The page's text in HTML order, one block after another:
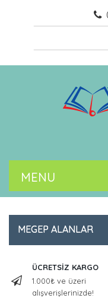
MEGEP ALANLAR
ÜCRETSİZ KARGO
1.000₺ ve üzeri
alışverişlerinizde!